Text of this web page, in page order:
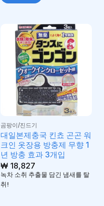
곰팡이/진드기
대일본제충국 킨쵸 곤곤 워
크인 옷장용 방충제 무향 1
년 방충 효과 3개입
₩18,827
녹차 소취 추출물 담긴 냄새를 탈
취!